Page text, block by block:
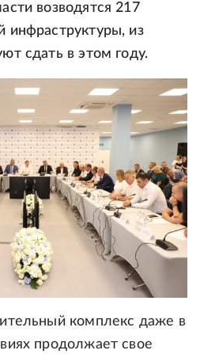
возводятся 217
инфраструктуры, из
сдать в этом году.
комплекс даже в
продолжает свое